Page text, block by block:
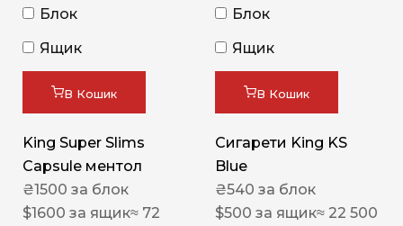
Блок
Ящик
В Кошик
King Super Slims
Capsule ментол
₴1500 за блок
$1600 за ящик≈ 72
Блок
Ящик
В Кошик
Сигарети King KS
Blue
₴540 за блок
$500 за ящик≈ 22 500